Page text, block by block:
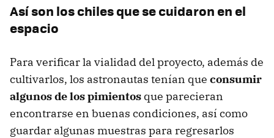
Así son los chiles que se cuidaron en el
espacio
Para verificar la vialidad del proyecto, además de
cultivarlos, los astronautas tenían que consumir
algunos de los pimientos que parecieran
encontrarse en buenas condiciones, así como
guardar algunas muestras para regresarlos